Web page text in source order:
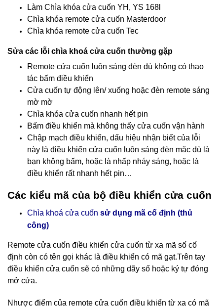
Làm Chìa khóa cửa cuốn YH, YS 168l
Chìa khóa remote cửa cuốn Masterdoor
Chìa khóa remote cửa cuốn Tec
Sửa các lỗi chìa khoá cửa cuốn thường gặp
Remote cửa cuốn luôn sáng đèn dù không có thao
tác bấm điều khiển
Cửa cuốn tự động lên/ xuống hoặc đèn remote sáng
mờ mờ
Chìa khóa cửa cuốn nhanh hết pin
Bấm điều khiển mà không thấy cửa cuốn vận hành
Chập mạch điều khiển, dấu hiệu nhận biết của lỗi
này là điều khiển cửa cuốn luôn sáng đèn mặc dù là
bạn không bấm, hoặc là nhấp nháy sáng, hoặc là
điều khiển rất nhanh hết pin…
Các kiểu mã của bộ điều khiển cửa cuốn
Chìa khoá cửa cuốn sử dụng mã cố định (thủ
công)
Remote cửa cuốn điều khiển cửa cuốn từ xa mã số cố
định còn có tên gọi khác là điều khiển có mã gạt.Trên tay
điều khiển cửa cuốn sẽ có những dãy số hoặc ký tự đóng
mở cửa.
Nhược điểm của remote cửa cuốn điều khiển từ xa có mã